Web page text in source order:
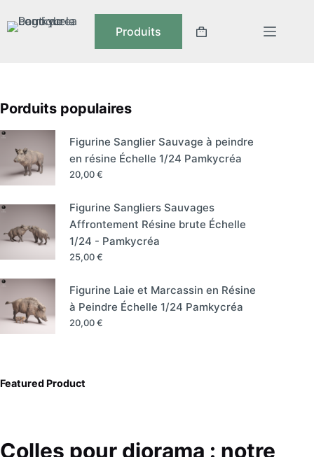
Produits
Colles pour diorama : notre
Porduits populaires
Figurine Sanglier Sauvage à peindre
en résine Échelle 1/24 Pamkycréa
20,00€
Figurine Sangliers Sauvages
Affrontement Résine brute Échelle
1/24 - Pamkycréa
25,00€
Figurine Laie et Marcassin en Résine
à Peindre Échelle 1/24 Pamkycréa
20,00€
Featured Product